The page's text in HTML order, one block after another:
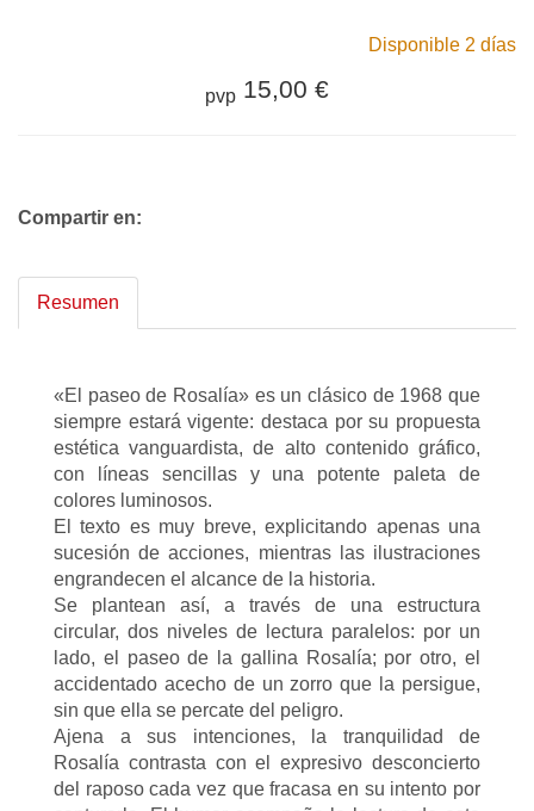
Disponible 2 días
pvp 15,00 €
Compartir en:
Resumen
«El paseo de Rosalía» es un clásico de 1968 que
siempre estará vigente: destaca por su propuesta
estética vanguardista, de alto contenido gráfico,
con líneas sencillas y una potente paleta de
colores luminosos.
El texto es muy breve, explicitando apenas una
sucesión de acciones, mientras las ilustraciones
engrandecen el alcance de la historia.
Se plantean así, a través de una estructura
circular, dos niveles de lectura paralelos: por un
lado, el paseo de la gallina Rosalía; por otro, el
accidentado acecho de un zorro que la persigue,
sin que ella se percate del peligro.
Ajena a sus intenciones, la tranquilidad de
Rosalía contrasta con el expresivo desconcierto
del raposo cada vez que fracasa en su intento por